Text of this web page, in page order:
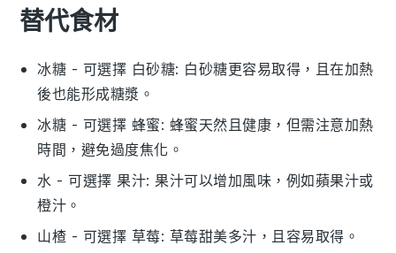
替代食材
冰糖 - 可選擇 白砂糖: 白砂糖更容易取得，且在加熱
後也能形成糖漿。
冰糖 - 可選擇 蜂蜜: 蜂蜜天然且健康，但需注意加熱
時間，避免過度焦化。
水 - 可選擇 果汁: 果汁可以增加風味，例如蘋果汁或
橙汁。
山楂 - 可選擇 草莓: 草莓甜美多汁，且容易取得。